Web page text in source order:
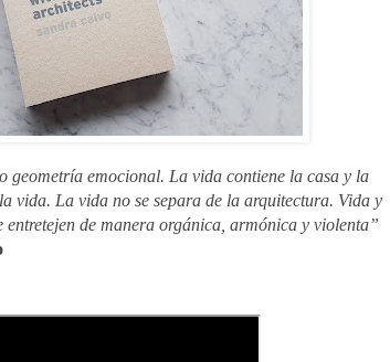
geometría emocional. La vida contiene la casa y la
vida. La vida no se separa de la arquitectura. Vida y
entretejen de manera orgánica, armónica y violenta”